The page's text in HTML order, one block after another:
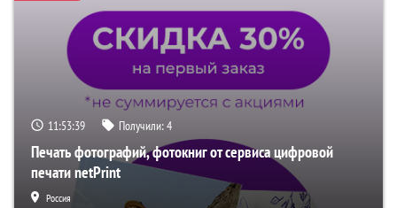
11:53:38 Получили:4
Печать фотографий, фотокниг от сервиса цифровой
печати netPrint
Россия